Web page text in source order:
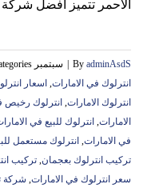
الاحمر تتميز افضل
By adminAsdS سبتمبر 18th, 2021
انترلوك في الامارات, اسعار
انترلوك الامارات, انترلوك رخيص
الامارات, انترلوك للبيع في
في الامارات, انترلوك مستعمل
‏تركيب انترلوك بعجمان, ‏تركيب
سعر انترلوك في الامارات, شركة